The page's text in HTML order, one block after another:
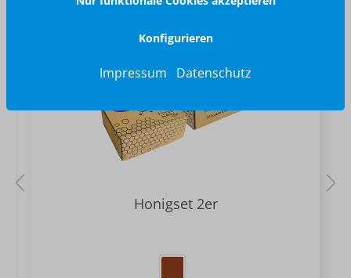
Ähnliche Produkte
Honigset 2er
Konfigurieren
Impressum Datenschutz